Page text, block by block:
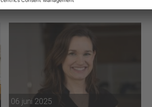
enterprise cloud- en industriële AI-
software.
06 juni 2025